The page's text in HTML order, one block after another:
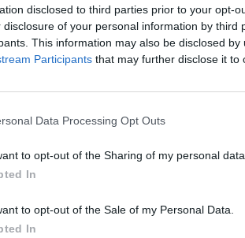
disclosed to third parties prior to your opt-
disclosure of your personal information by third
This information may also be disclosed
Participants that may further disclose it to
Data Processing Opt Outs
to opt-out of the Sharing of my personal data.
In
to opt-out of the Sale of my Personal Data.
In